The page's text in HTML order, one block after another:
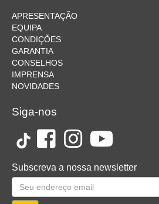
APRESENTAÇÃO
EQUIPA
CONDIÇÕES
GARANTIA
CONSELHOS
IMPRENSA
NOVIDADES
Siga-nos
Subscreva a nossa newsletter